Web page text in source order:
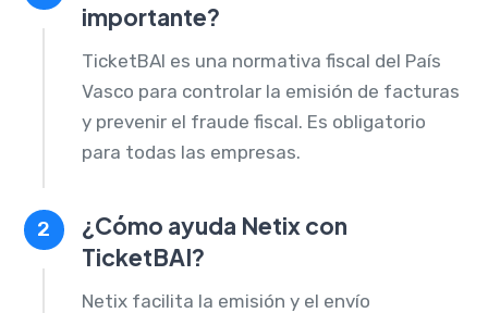
importante?
TicketBAI es una normativa fiscal del País
Vasco para controlar la emisión de facturas
y prevenir el fraude fiscal. Es obligatorio
para todas las empresas.
2
¿Cómo ayuda Netix con
TicketBAI?
Netix facilita la emisión y el envío